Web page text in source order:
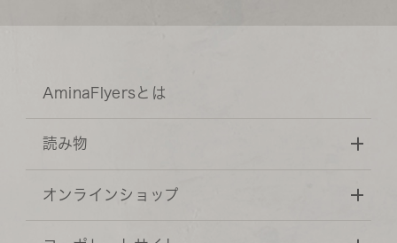
AminaFlyersとは
読み物
オンラインショップ